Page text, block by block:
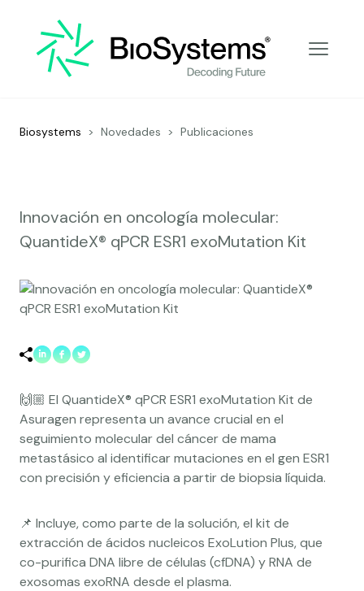
Decoding Future
Biosystems > Novedades > Publicaciones
Innovación en oncología molecular:
QuantideX® qPCR ESR1 exoMutation Kit
🙌🏼 El QuantideX® qPCR ESR1 exoMutation Kit de
Asuragen representa un avance crucial en el
seguimiento molecular del cáncer de mama
metastásico al identificar mutaciones en el gen ESR1
con precisión y eficiencia a partir de biopsia líquida.
📌 Incluye, como parte de la solución, el kit de
extracción de ácidos nucleicos ExoLution Plus, que
co-purifica DNA libre de células (cfDNA) y RNA de
exosomas exoRNA desde el plasma.